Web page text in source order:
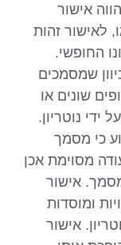
אישור
לאישור זהות
החופשי.
שמסמכים
שונים או
נוטריון.
כי מסמך
מסוימת אכן
אישור
ומוסדות
אישור